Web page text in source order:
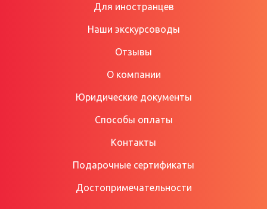
Для иностранцев
Наши экскурсоводы
Отзывы
О компании
Юридические документы
Способы оплаты
Контакты
Подарочные сертификаты
Достопримечательности